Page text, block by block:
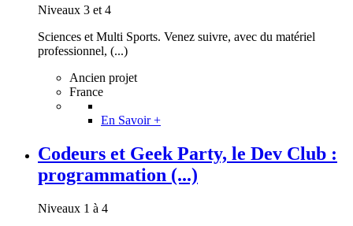
Niveaux 3 et 4
Sciences et Multi Sports. Venez suivre, avec du matériel
professionnel, (...)
Ancien projet
France
En Savoir +
Codeurs et Geek Party, le Dev Club :
programmation (...)
Niveaux 1 à 4